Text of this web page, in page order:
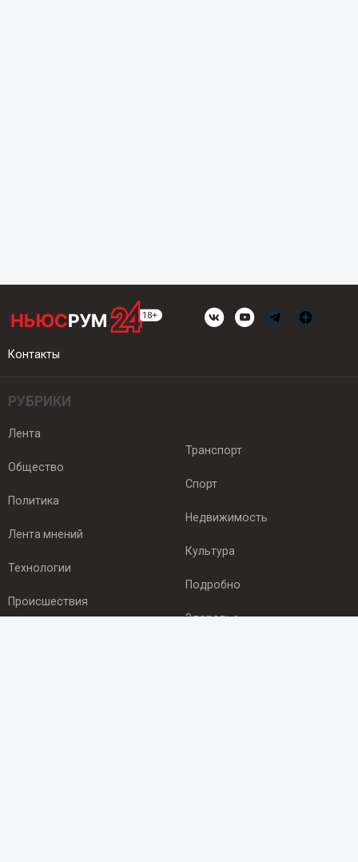
Контакты
РУБРИКИ
Лента
Общество
Политика
Лента мнений
Технологии
Происшествия
Транспорт
Спорт
Недвижимость
Культура
Подробно
Здоровье